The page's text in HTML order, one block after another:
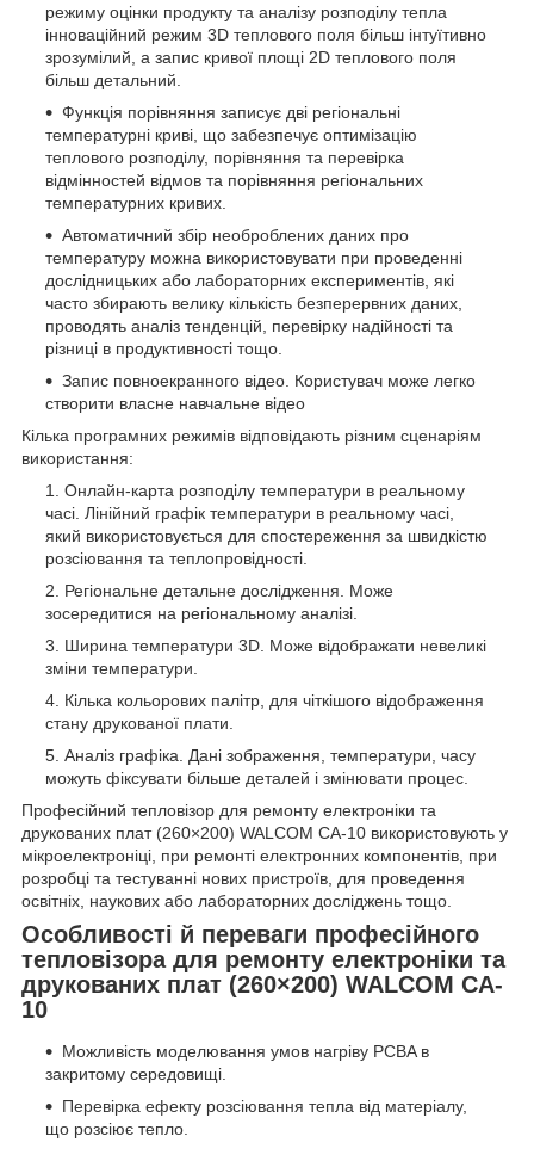
режиму оцінки продукту та аналізу розподілу тепла
інноваційний режим 3D теплового поля більш інтуїтивно
зрозумілий, а запис кривої площі 2D теплового поля
більш детальний.
Функція порівняння записує дві регіональні
температурні криві, що забезпечує оптимізацію
теплового розподілу, порівняння та перевірка
відмінностей відмов та порівняння регіональних
температурних кривих.
Автоматичний збір необроблених даних про
температуру можна використовувати при проведенні
дослідницьких або лабораторних експериментів, які
часто збирають велику кількість безперервних даних,
проводять аналіз тенденцій, перевірку надійності та
різниці в продуктивності тощо.
Запис повноекранного відео. Користувач може легко
створити власне навчальне відео
Кілька програмних режимів відповідають різним сценаріям
використання:
Онлайн-карта розподілу температури в реальному
часі. Лінійний графік температури в реальному часі,
який використовується для спостереження за швидкістю
розсіювання та теплопровідності.
Регіональне детальне дослідження. Може
зосередитися на регіональному аналізі.
Ширина температури 3D. Може відображати невеликі
зміни температури.
Кілька кольорових палітр, для чіткішого відображення
стану друкованої плати.
Аналіз графіка. Дані зображення, температури, часу
можуть фіксувати більше деталей і змінювати процес.
Професійний тепловізор для ремонту електроніки та
друкованих плат (260×200) WALCOM CA-10 використовують у
мікроелектроніці, при ремонті електронних компонентів, при
розробці та тестуванні нових пристроїв, для проведення
освітніх, наукових або лабораторних досліджень тощо.
Особливості й переваги професійного
тепловізора для ремонту електроніки та
друкованих плат (260×200) WALCOM CA-
10
Можливість моделювання умов нагріву PCBA в
закритому середовищі.
Перевірка ефекту розсіювання тепла від матеріалу,
що розсіює тепло.